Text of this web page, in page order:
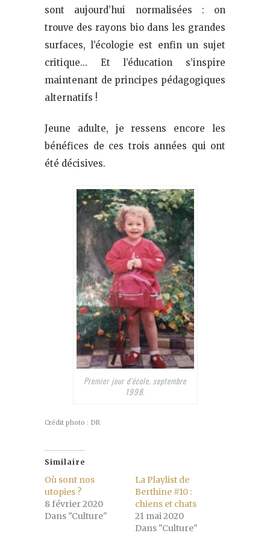
sont aujourd’hui normalisées : on
trouve des rayons bio dans les grandes
surfaces, l’écologie est enfin un sujet
critique… Et l’éducation s’inspire
maintenant de principes pédagogiques
alternatifs !
Jeune adulte, je ressens encore les
bénéfices de ces trois années qui ont
été décisives.
Premier jour d’école, septembre
1998.
Crédit photo : DR
Similaire
Où sont nos
utopies ?
8 février 2020
Dans "Culture"
La Playlist de
Berthine #10 :
chiens et chats
21 mai 2020
Dans "Culture"